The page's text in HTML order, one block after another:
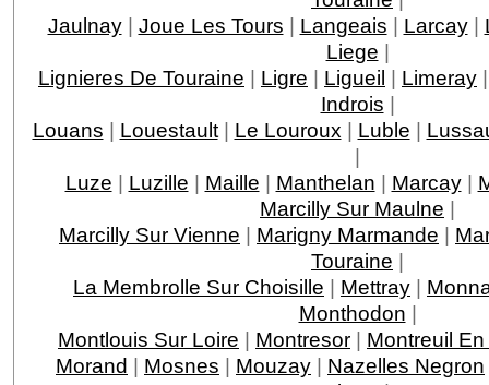
Jaulnay| Joue Les Tours | Langeais | Larcay|
Liege |
Lignieres De Touraine | Ligre | Ligueil | Limeray
Indrois |
Louans | Louestault| Le Louroux | Luble |
|
Luze | Luzille | Maille | Manthelan | Marcay|
Marcilly Sur Maulne |
Marcilly Sur Vienne | Marigny Marmande |
Touraine |
La Membrolle Sur Choisille | Mettray |
Monthodon |
Montlouis Sur Loire | Montresor | Montreuil
Morand | Mosnes | Mouzay | Nazelles Negron